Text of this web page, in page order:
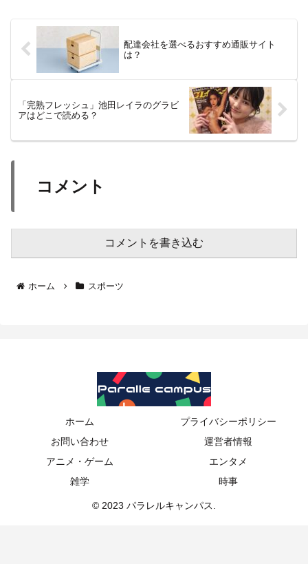
配達会社を選べるおすすめ通販サイト
は？
「完熟フレッシュ」池田レイラのグラビ
アはどこで読める？
コメント
コメントを書き込む
ホーム スポーツ
ホーム
プライバシーポリシー
お問い合わせ
運営者情報
アニメ・ゲーム
エンタメ
雑学
時事
© 2023 パラレルキャンパス.